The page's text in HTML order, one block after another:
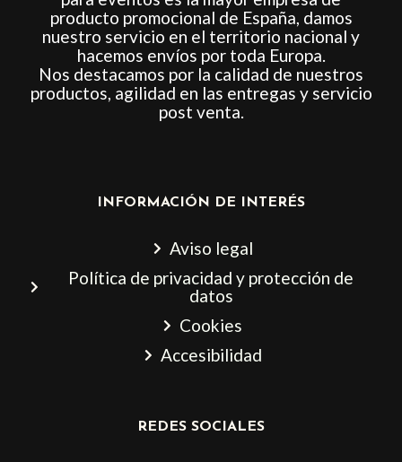
producto promocional de España, damos
nuestro servicio en el territorio nacional y
hacemos envíos por toda Europa.
Nos destacamos por la calidad de nuestros
productos, agilidad en las entregas y servicio
post venta.
INFORMACIÓN DE INTERÉS
Aviso legal
Política de privacidad y protección de
datos
Cookies
Accesibilidad
REDES SOCIALES